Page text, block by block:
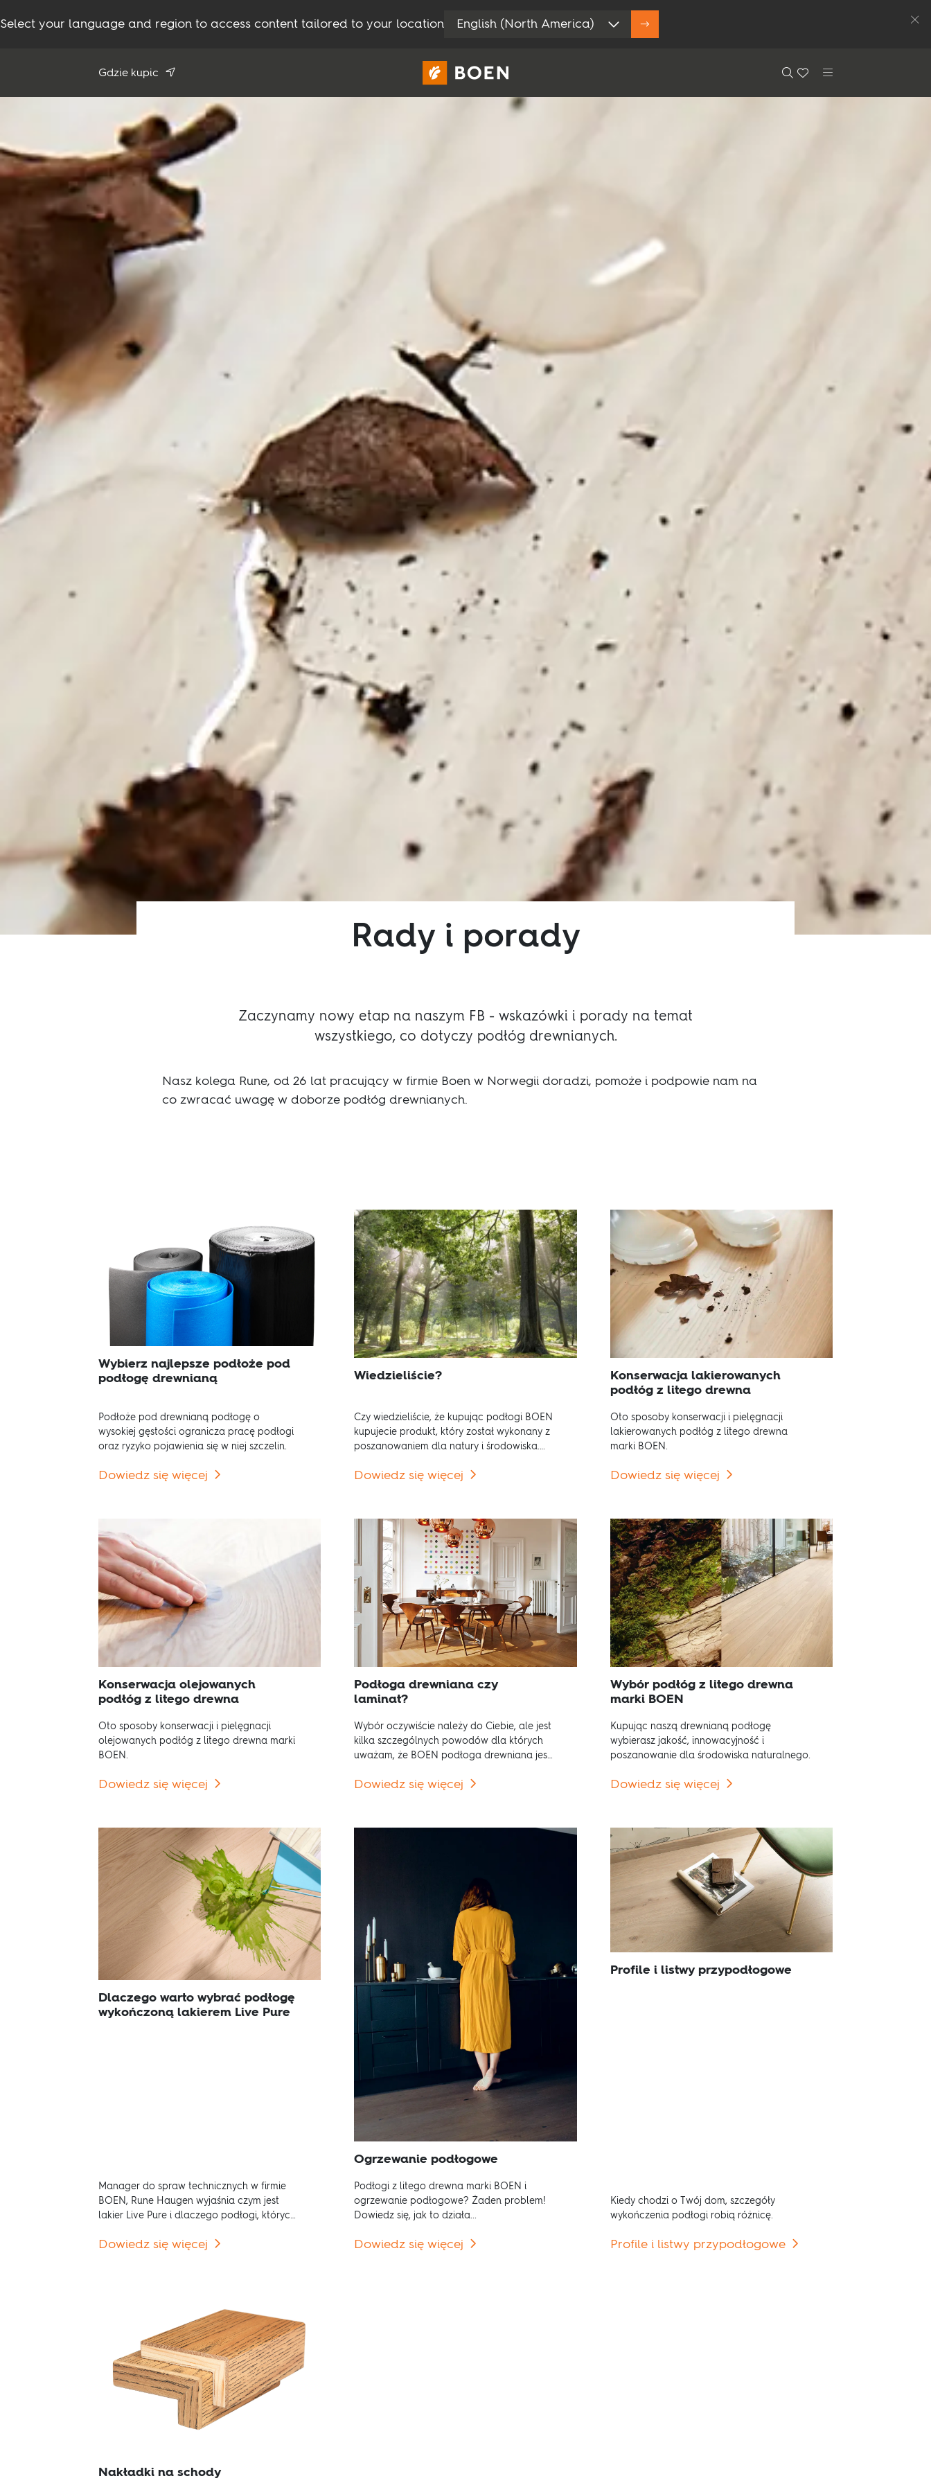
Select your language and region to access content tailored to your location English (North America)
Gdzie kupic
Użyj mojej pozycji
Zobacz wszystkich sprzedawców
SearchFloor.Wishlist
Produkty
Inspiracje
Zrównoważony rozwój
Technical
Dołącz do nas:
FacebookInstagram
PinterestLinkedinYoutube
Rady i porady
Zaczynamy nowy etap na naszym FB - wskazówki i porady na temat
wszystkiego, co dotyczy podłóg drewnianych.
Nasz kolega Rune, od 26 lat pracujący w firmie Boen w Norwegii doradzi, pomoże i podpowie nam na
co zwracać uwagę w doborze podłóg drewnianych.
Wybierz najlepsze podłoże pod
podłogę drewnianą
Podłoże pod drewnianą podłogę o
wysokiej gęstości ogranicza pracę podłogi
oraz ryzyko pojawienia się w niej szczelin.
Dowiedz się więcej
Wiedzieliście?
Czy wiedzieliście, że kupując podłogi BOEN
kupujecie produkt, który został wykonany z
poszanowaniem dla natury i środowiska.
drewna, w którym każda deska jest
Dowiedz się więcej
Konserwacja lakierowanych
podłóg z litego drewna
Oto sposoby konserwacji i pielęgnacji
lakierowanych podłóg z litego drewna
marki BOEN.
Dowiedz się więcej
Konserwacja olejowanych
podłóg z litego drewna
Oto sposoby konserwacji i pielęgnacji
olejowanych podłóg z litego drewna marki
BOEN.
Dowiedz się więcej
Podłoga drewniana czy
laminat?
Wybór oczywiście należy do Ciebie, ale jest
kilka szczególnych powodów dla których
uważam, że BOEN podłoga drewniana jest
Dowiedz się więcej
Wybór podłóg z litego drewna
marki BOEN
Kupując naszą drewnianą podłogę
wybierasz jakość, innowacyjność i
poszanowanie dla środowiska naturalnego.
Dowiedz się więcej
Dlaczego warto wybrać podłogę
wykończoną lakierem Live Pure
Manager do spraw technicznych w firmie
BOEN, Rune Haugen wyjaśnia czym jest
lakier Live Pure i dlaczego podłogi, których
Dowiedz się więcej
Ogrzewanie podłogowe
Podłogi z litego drewna marki BOEN i
ogrzewanie podłogowe? Żaden problem!
Dowiedz się, jak to działa...
Dowiedz się więcej
Profile i listwy przypodłogowe
Kiedy chodzi o Twój dom, szczegóły
wykończenia podłogi robią różnicę.
Profile i listwy przypodłogowe
Nakładki na schody